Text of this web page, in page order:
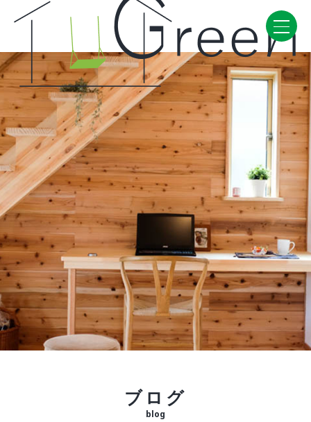
Home
CONCEPT・BUILD
コンセプト
自然素材
家の性能
ラインナップ
WORK
建築実例
VISIT
モデルルーム
イベント
ブログ
ブログ
blog